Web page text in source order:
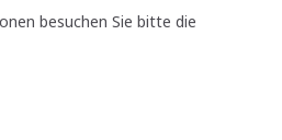
besuchen Sie bitte die